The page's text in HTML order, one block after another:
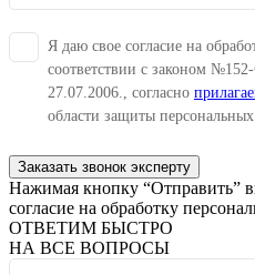
Я даю свое согласие на
соответствии с законом
27.07.2006., согласно
области защиты
Заказать звонок эксперту
Нажимая кнопку “Отправить”
согласие на обработку
ОТВЕТИМ БЫСТРО
НА ВСЕ ВОПРОСЫ